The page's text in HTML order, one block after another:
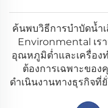
ค้นพบวิธีการบำบัดน้ำ
Environmental เร
อุณหภูมิต่ำและเครื่อง
ต้องการเฉพาะของ
ดำเนินงานทางธุรกิจที่